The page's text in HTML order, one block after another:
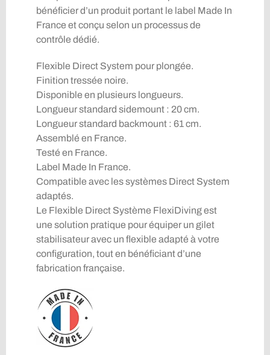
bénéficier d’un produit portant le label Made In
France et conçu selon un processus de
contrôle dédié.
Flexible Direct System pour plongée.
Finition tressée noire.
Disponible en plusieurs longueurs.
Longueur standard sidemount : 20 cm.
Longueur standard backmount : 61 cm.
Assemblé en France.
Testé en France.
Label Made In France.
Compatible avec les systèmes Direct System
adaptés.
Le Flexible Direct Système FlexiDiving est
une solution pratique pour équiper un gilet
stabilisateur avec un flexible adapté à votre
configuration, tout en bénéficiant d’une
fabrication française.